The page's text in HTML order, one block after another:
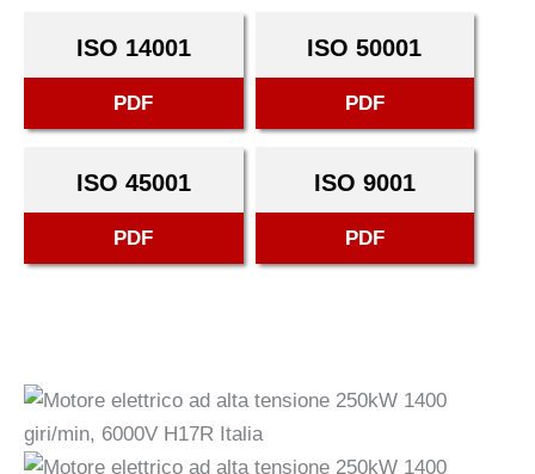
ISO 14001
PDF
ISO 50001
PDF
ISO 45001
PDF
ISO 9001
PDF